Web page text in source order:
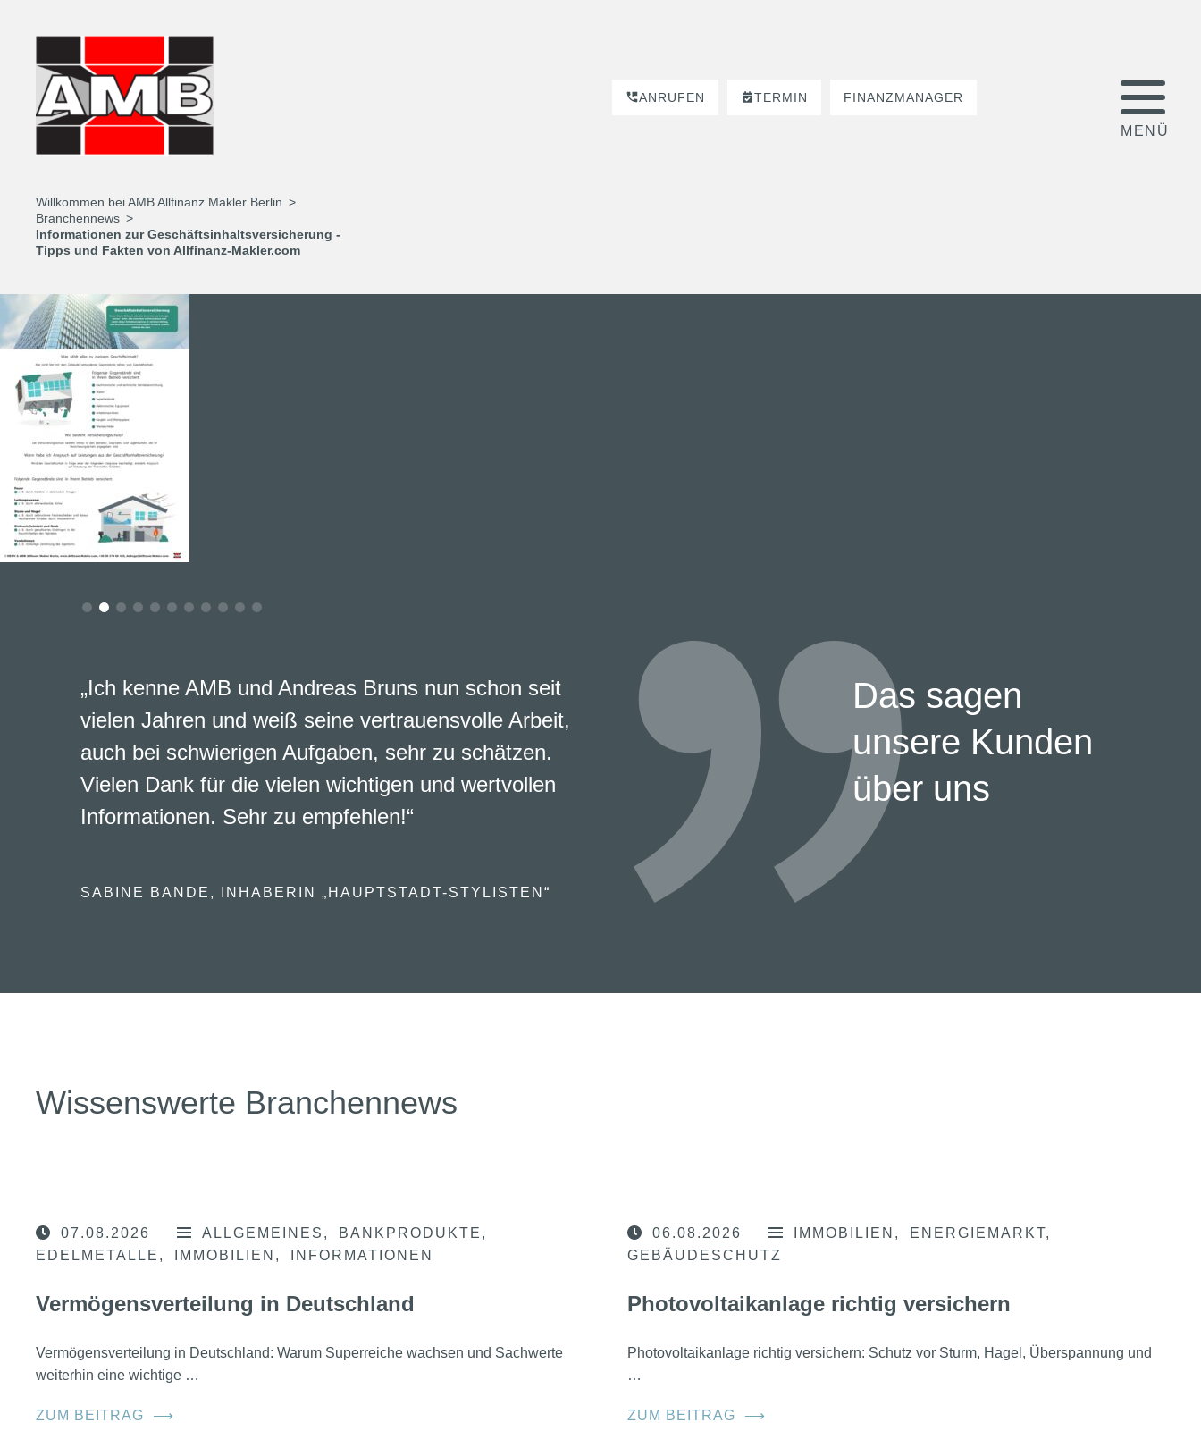
ANRUFEN TERMIN FINANZMANAGER
Willkommen bei AMB Allfinanz Makler Berlin
Branchennews
Informationen zur Geschäftsinhaltsversicherung -
Tipps und Fakten von Allfinanz-Makler.com
Das sagen
unsere Kunden
über uns
„Ich kenne AMB und Andreas Bruns nun schon seit
vielen Jahren und weiß seine vertrauensvolle Arbeit,
auch bei schwierigen Aufgaben, sehr zu schätzen.
Vielen Dank für die vielen wichtigen und wertvollen
Informationen. Sehr zu empfehlen!“
SABINE BANDE, INHABERIN „HAUPTSTADT-STYLISTEN“
Wissenswerte Branchennews
07.08.2026 ALLGEMEINES
BANKPRODUKTE
EDELMETALLE
IMMOBILIEN INFORMATIONEN
Vermögensverteilung in Deutschland
Vermögensverteilung in Deutschland: Warum Superreiche wachsen und Sachwerte
weiterhin eine wichtige …
ZUM BEITRAG ⟶
06.08.2026 IMMOBILIEN
ENERGIEMARKT
GEBÄUDESCHUTZ
Photovoltaikanlage richtig versichern
Photovoltaikanlage richtig versichern: Schutz vor Sturm, Hagel, Überspannung und
…
ZUM BEITRAG ⟶